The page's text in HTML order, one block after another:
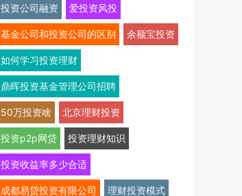
投资公司融资 爱投资风投
基金公司和投资公司的区别 余额宝投资
如何学习投资理财
鼎晖投资基金管理公司招聘
50万投资啥 北京理财投资
投资p2p网贷 投资理财知识
投资收益率多少合适
成都易贷投资有限公司 理财投资模式